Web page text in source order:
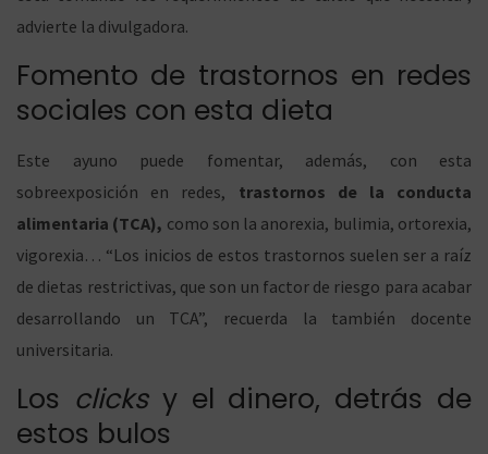
advierte la divulgadora.
Fomento de trastornos en redes
sociales con esta dieta
Este ayuno puede fomentar, además, con esta
sobreexposición en redes, trastornos de la conducta
alimentaria (TCA), como son la anorexia, bulimia, ortorexia,
vigorexia… “Los inicios de estos trastornos suelen ser a raíz
de dietas restrictivas, que son un factor de riesgo para acabar
desarrollando un TCA”, recuerda la también docente
universitaria.
Los clicksy el dinero, detrás de
estos bulos